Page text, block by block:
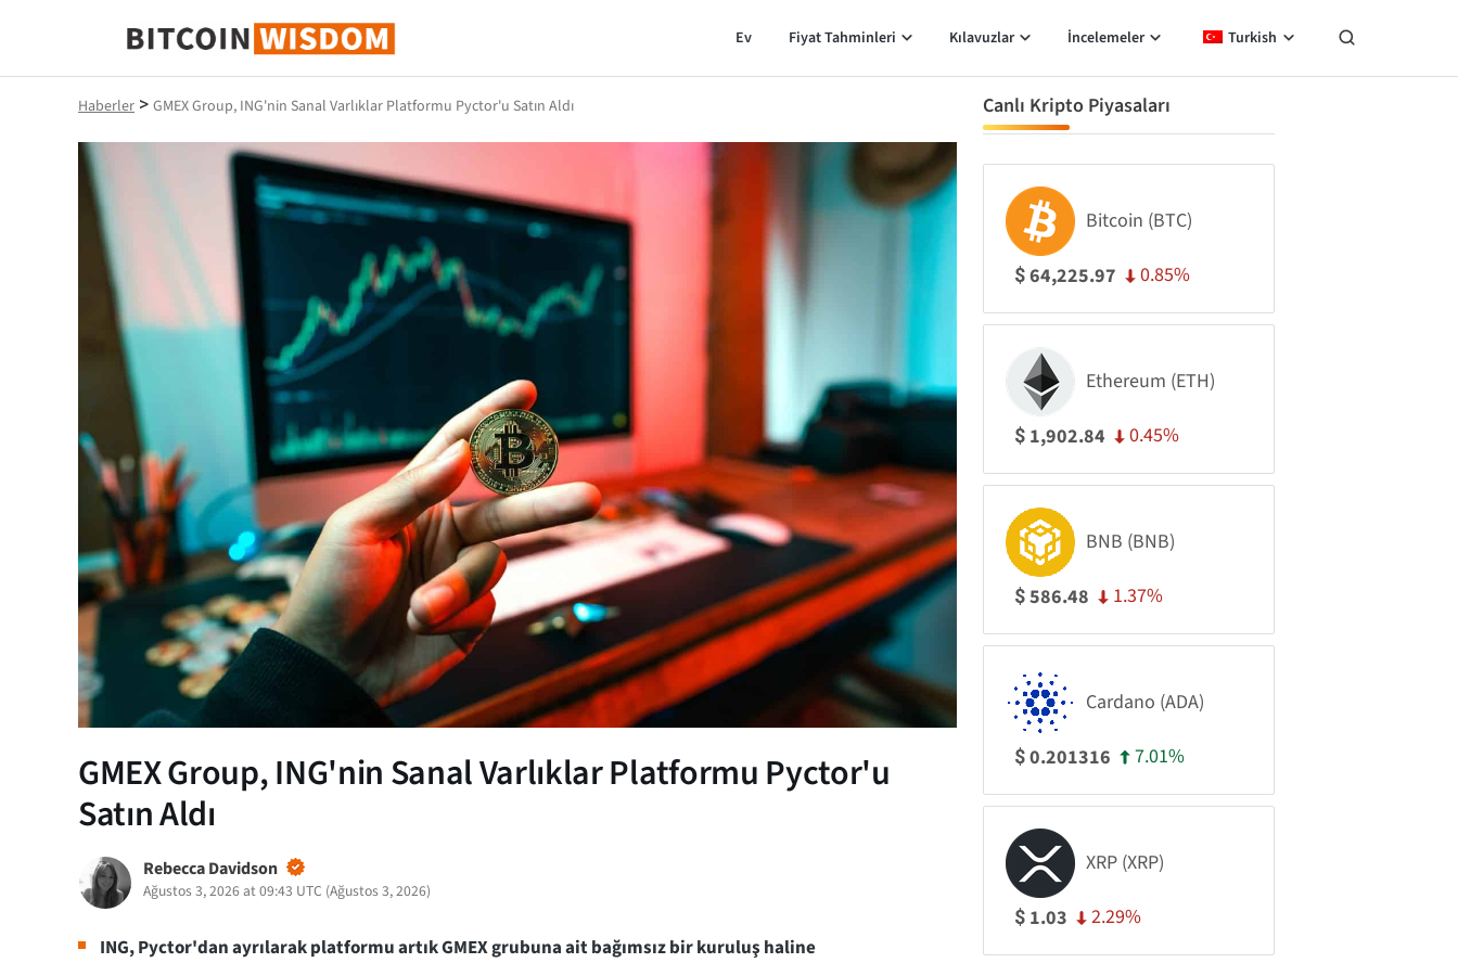
Bitcoin Bilgeliği
Ev Fiyat Tahminleri Kılavuzlar İncelemeler Turkish
Haberler > GMEX Group, ING'nin Sanal Varlıklar Platformu Pyctor'u Satın Aldı
GMEX Group, ING'nin Sanal Varlıklar Platformu Pyctor'u
Satın Aldı
Rebecca Davidson
Ağustos 3, 2026 at 09:43 UTC (Ağustos 3, 2026)
ING, Pyctor'dan ayrılarak platformu artık GMEX grubuna ait bağımsız bir kuruluş haline
Canlı Kripto Piyasaları
Bitcoin (BTC)
$64,225.97 0.85%
Ethereum (ETH)
$ 1,902.84 0.45%
BNB (BNB)
$586.48 1.37%
Cardano (ADA)
$0.201316 7.01%
XRP (XRP)
$ 1.03 2.29%